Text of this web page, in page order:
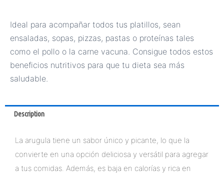
Ideal para acompañar todos tus platillos, sean
ensaladas, sopas, pizzas, pastas o proteínas tales
como el pollo o la carne vacuna. Consigue todos estos
beneficios nutritivos para que tu dieta sea más
saludable.
Description
La arugula tiene un sabor único y picante, lo que la
convierte en una opción deliciosa y versátil para agregar
a tus comidas. Además, es baja en calorías y rica en